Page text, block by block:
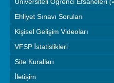
Ehliyet Sınavı Soruları
Kişisel Gelişim Videoları
VFSP İstatislikleri
Site Kuralları
İletişim